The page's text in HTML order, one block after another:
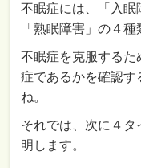
不眠症には、「入眠
「熟眠障害」の４種
不眠症を克服する
症であるかを確認す
ね。
それでは、次に４タ
明します。